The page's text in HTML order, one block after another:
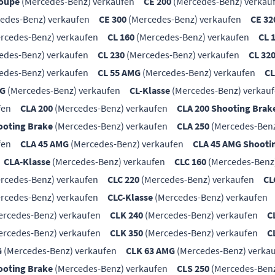
Benz) verkaufen
CE 300 (Mercedes-Benz) verkaufen
CE
Benz) verkaufen
CL 160 (Mercedes-Benz) verkaufen
CL
Benz) verkaufen
CL 230 (Mercedes-Benz) verkaufen
CL 320
Benz) verkaufen
CL 55 AMG (Mercedes-Benz) verkaufen
(Mercedes-Benz) verkaufen CL-Klasse (Mercedes-Benz)
CLA 200 (Mercedes-Benz) verkaufen
CLA 200 Shooting
Brake (Mercedes-Benz) verkaufen CLA 250 (Mercedes-
CLA 45 AMG (Mercedes-Benz) verkaufen
CLA 45 AMG
CLA-Klasse (Mercedes-Benz) verkaufen CLC 160 (Mercedes-
Benz) verkaufen
CLC 220 (Mercedes-Benz) verkaufen
Benz) verkaufen
CLC-Klasse (Mercedes-Benz) verkaufen
Benz) verkaufen
CLK 240 (Mercedes-Benz) verkaufen
Benz) verkaufen
CLK 350 (Mercedes-Benz) verkaufen
(Mercedes-Benz) verkaufen CLK 63 AMG (Mercedes-Benz)
Brake (Mercedes-Benz) verkaufen CLS 250 (Mercedes-